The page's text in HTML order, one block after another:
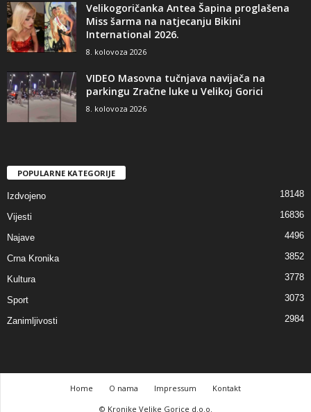
Velikogoričanka Antea Šapina proglašena
Miss šarma na natjecanju Bikini
International 2026.
8. kolovoza 2026
VIDEO Masovna tučnjava navijača na
parkingu Zračne luke u Velikoj Gorici
8. kolovoza 2026
POPULARNE KATEGORIJE
Izdvojeno 18148
Vijesti 16836
Najave 4496
Crna Kronika 3852
Kultura 3778
Sport 3073
Zanimljivosti 2984
Home O nama Impressum
Kontakt
© Kronike Velike Gorice d.o.o.